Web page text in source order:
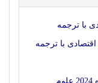
مقالات 2025 علوم اقتصادی با ترجمه
دانلود جدیدترین مقالات ترجمه شده 2024 علوم